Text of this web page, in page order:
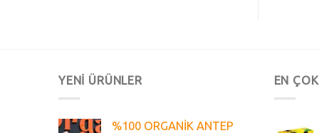
YENİ ÜRÜNLER
%100 ORGANİK ANTEP
EN